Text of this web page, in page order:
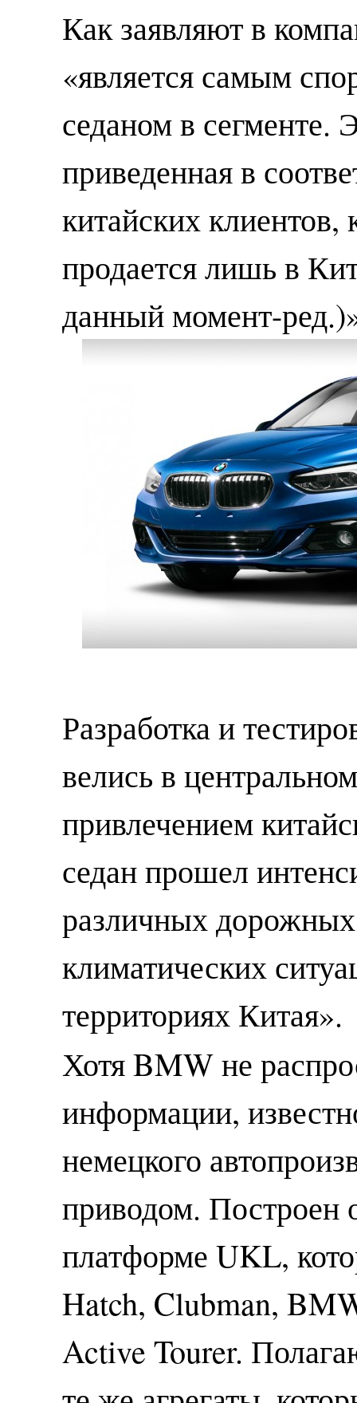
Как заявляют в
«является самым
седаном в сегменте.
приведенная в
китайских клиентов,
продается лишь в
данный момент-
Разработка и
велись в
привлечением
седан прошел
различных
климатических
территориях Китая».
Хотя BMW не
информации,
немецкого
приводом. Построен
платформе UKL,
Hatch, Clubman,
Active Tourer.